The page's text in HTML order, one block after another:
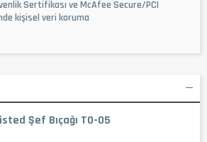
Sertifikası ve McAfee Secure/PCI
kişisel veri koruma
Şef Bıçağı TO-05